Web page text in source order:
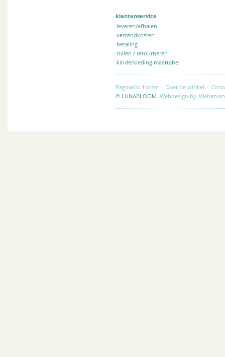
klantenservice
leveren/afhalen
verzendkosten
betaling
ruilen / retourneren
kinderkleding maattabel
Pagina\'s: Home - Over de winkel -
© LUNABLOOM. Webdesign by